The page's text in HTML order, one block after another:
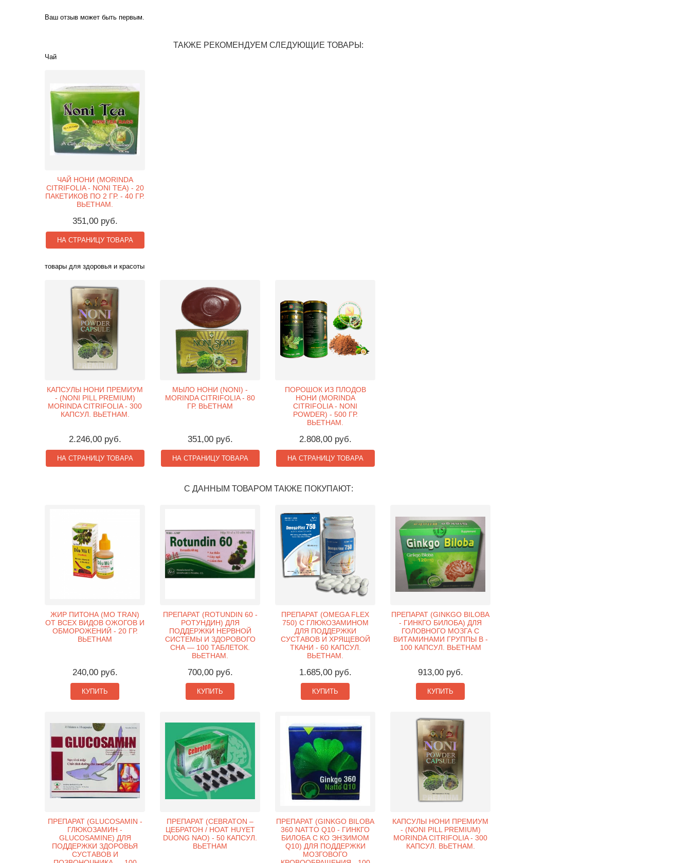
Ваш отзыв может быть первым.
ТАКЖЕ РЕКОМЕНДУЕМ СЛЕДУЮЩИЕ ТОВАРЫ:
Чай
ЧАЙ НОНИ (MORINDA
CITRIFOLIA - NONI TEA) - 20
ПАКЕТИКОВ ПО 2 ГР. - 40 ГР.
ВЬЕТНАМ.
351,00 руб.
НА СТРАНИЦУ ТОВАРА
товары для здоровья и красоты
КАПСУЛЫ НОНИ ПРЕМИУМ
- (NONI PILL PREMIUM)
MORINDA CITRIFOLIA - 300
КАПСУЛ. ВЬЕТНАМ.
2.246,00 руб.
НА СТРАНИЦУ ТОВАРА
МЫЛО НОНИ (NONI) -
MORINDA CITRIFOLIA - 80
ГР. ВЬЕТНАМ
351,00 руб.
НА СТРАНИЦУ ТОВАРА
ПОРОШОК ИЗ ПЛОДОВ
НОНИ (MORINDA
CITRIFOLIA - NONI
POWDER) - 500 ГР.
ВЬЕТНАМ.
2.808,00 руб.
НА СТРАНИЦУ ТОВАРА
С ДАННЫМ ТОВАРОМ ТАКЖЕ ПОКУПАЮТ:
ЖИР ПИТОНА (MO TRAN)
ОТ ВСЕХ ВИДОВ ОЖОГОВ И
ОБМОРОЖЕНИЙ - 20 ГР.
ВЬЕТНАМ
240,00 руб.
КУПИТЬ
ПРЕПАРАТ (ROTUNDIN 60 -
РОТУНДИН) ДЛЯ
ПОДДЕРЖКИ НЕРВНОЙ
СИСТЕМЫ И ЗДОРОВОГО
СНА — 100 ТАБЛЕТОК.
ВЬЕТНАМ.
700,00 руб.
КУПИТЬ
ПРЕПАРАТ (OMEGA FLEX
750) С ГЛЮКОЗАМИНОМ
ДЛЯ ПОДДЕРЖКИ
СУСТАВОВ И ХРЯЩЕВОЙ
ТКАНИ - 60 КАПСУЛ.
ВЬЕТНАМ.
1.685,00 руб.
КУПИТЬ
ПРЕПАРАТ (GINKGO BILOBA
- ГИНКГО БИЛОБА) ДЛЯ
ГОЛОВНОГО МОЗГА С
ВИТАМИНАМИ ГРУППЫ B -
100 КАПСУЛ. ВЬЕТНАМ
913,00 руб.
КУПИТЬ
ПРЕПАРАТ (GLUCOSAMIN -
ГЛЮКОЗАМИН -
GLUCOSAMINE) ДЛЯ
ПОДДЕРЖКИ ЗДОРОВЬЯ
СУСТАВОВ И
ПРЕПАРАТ (CEBRATON –
ЦЕБРАТОН / HOAT HUYET
DUONG NAO) - 50 КАПСУЛ.
ВЬЕТНАМ
ПРЕПАРАТ (GINKGO BILOBA
360 NATTO Q10 - ГИНКГО
БИЛОБА С КО ЭНЗИМОМ
Q10) ДЛЯ ПОДДЕРЖКИ
МОЗГОВОГО
КАПСУЛЫ НОНИ ПРЕМИУМ
- (NONI PILL PREMIUM)
MORINDA CITRIFOLIA - 300
КАПСУЛ. ВЬЕТНАМ.